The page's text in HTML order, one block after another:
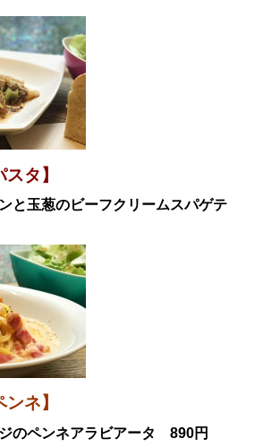
スタ】
と玉葱のビーフクリームスパゲテ
ンネ】
のペンネアラビアータ 890円